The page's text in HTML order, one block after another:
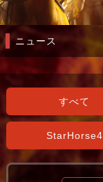
ニュース
すべて
StarHorse4